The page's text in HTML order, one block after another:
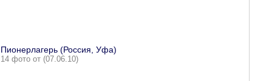
Пионерлагерь (Россия, Уфа)
14 фото от (07.06.10)